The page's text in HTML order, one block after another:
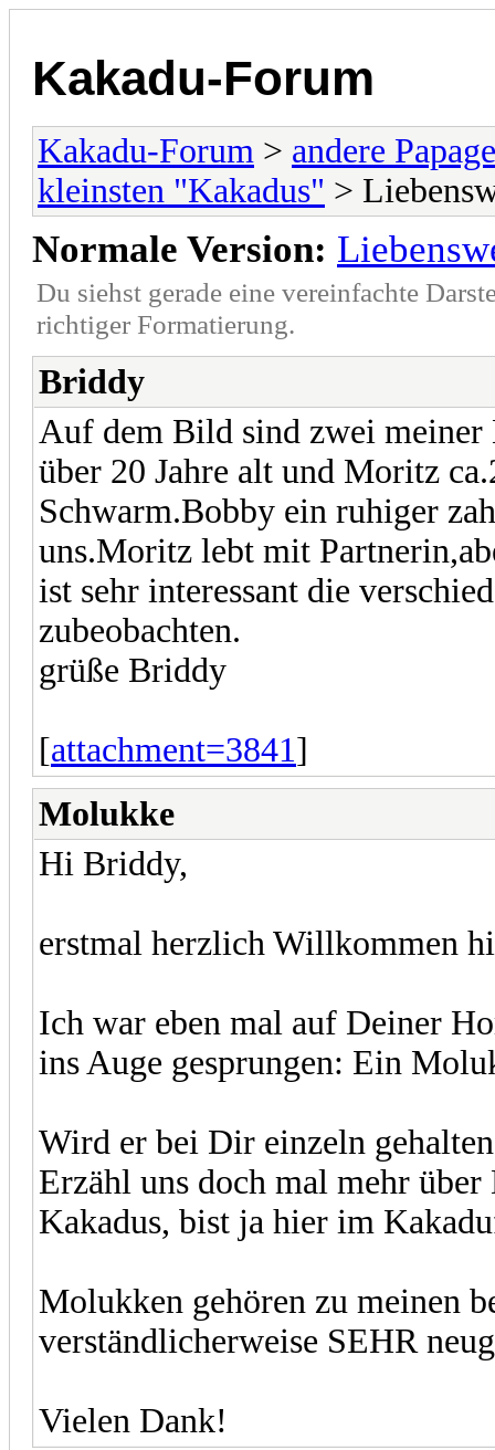
Kakadu-Forum
Kakadu-Forum > andere
kleinsten "Kakadus" >
Normale Version:
Du siehst gerade eine vereinfachte
richtiger Formatierung.
Briddy
Auf dem Bild sind zwei meiner
über 20 Jahre alt und Moritz
Schwarm.Bobby ein ruhiger
uns.Moritz lebt mit
ist sehr interessant die
zubeobachten.
grüße Briddy
[attachment=3841]
Molukke
Hi Briddy,
erstmal herzlich Willkommen
Ich war eben mal auf Deiner
ins Auge gesprungen: Ein
Wird er bei Dir einzeln
Erzähl uns doch mal mehr
Kakadus, bist ja hier im
Molukken gehören zu meinen
verständlicherweise SEHR
Vielen Dank!